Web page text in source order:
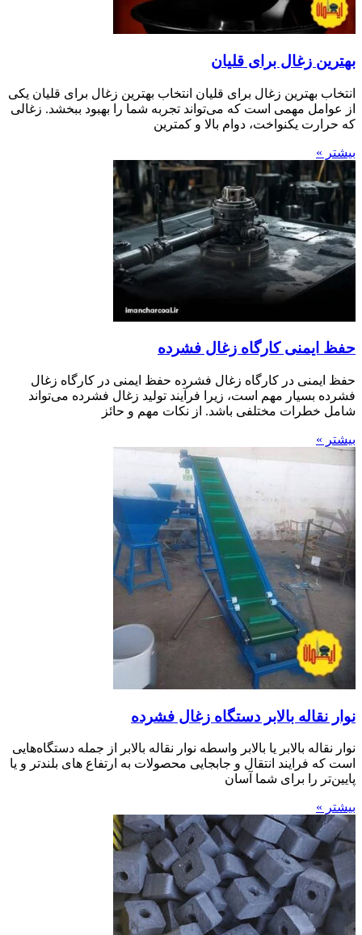
بهترین زغال برای قلیان
انتخاب بهترین زغال برای قلیان انتخاب بهترین زغال برای قلیان یکی
از عوامل مهمی است که می‌تواند تجربه شما را بهبود ببخشد. زغالی
که حرارت یکنواخت، دوام بالا و کمترین
بیشتر »
حفظ ایمنی کارگاه زغال فشرده
حفظ ایمنی در کارگاه زغال فشرده حفظ ایمنی در کارگاه زغال
فشرده بسیار مهم است، زیرا فرآیند تولید زغال فشرده می‌تواند
شامل خطرات مختلفی باشد. از نکات مهم و حائز
بیشتر »
نوار نقاله بالابر دستگاه زغال فشرده
نوار نقاله بالابر یا بالابر واسطه نوار نقاله بالابر از جمله دستگاه‌هایی
است که فرایند انتقال و جابجایی محصولات به ارتفاع های بلندتر و یا
پایین‌تر را برای شما آسان
بیشتر »